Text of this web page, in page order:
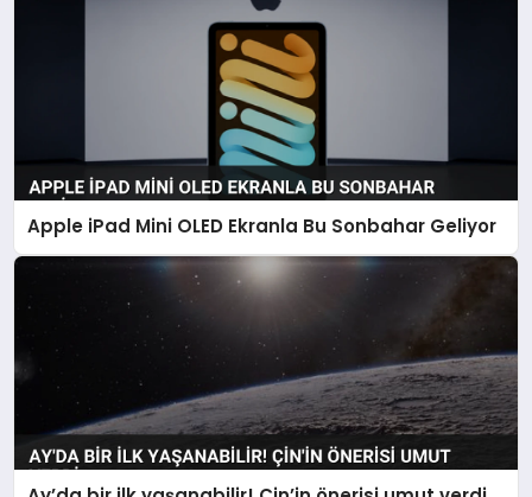
Apple iPad Mini OLED Ekranla Bu Sonbahar Geliyor